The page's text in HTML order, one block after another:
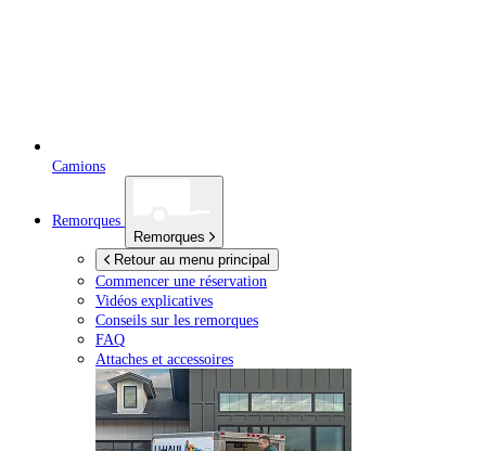
Camions
Remorques
Remorques
Retour au menu principal
Commencer une réservation
Vidéos explicatives
Conseils sur les remorques
FAQ
Attaches et accessoires